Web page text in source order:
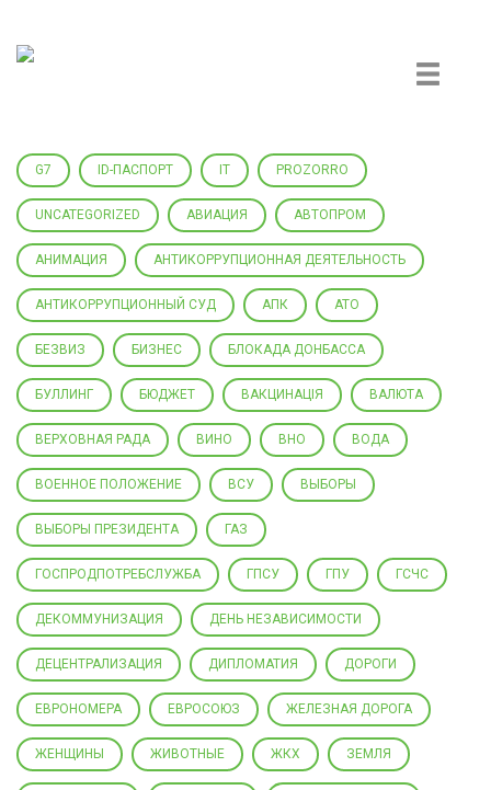
G7 ID-ПАСПОРТ IT PROZORRO
UNCATEGORIZED АВИАЦИЯ АВТОПРОМ
АНИМАЦИЯ АНТИКОРРУПЦИОННАЯ ДЕЯТЕЛЬНОСТЬ
АНТИКОРРУПЦИОННЫЙ СУД АПК АТО
БЕЗВИЗ БИЗНЕС БЛОКАДА ДОНБАССА
БУЛЛИНГ БЮДЖЕТ ВАКЦИНАЦІЯ ВАЛЮТА
ВЕРХОВНАЯ РАДА ВИНО ВНО ВОДА
ВОЕННОЕ ПОЛОЖЕНИЕ ВСУ ВЫБОРЫ
ВЫБОРЫ ПРЕЗИДЕНТА ГАЗ
ГОСПРОДПОТРЕБСЛУЖБА ГПСУ ГПУ ГСЧС
ДЕКОММУНИЗАЦИЯ ДЕНЬ НЕЗАВИСИМОСТИ
ДЕЦЕНТРАЛИЗАЦИЯ ДИПЛОМАТИЯ ДОРОГИ
ЕВРОНОМЕРА ЕВРОСОЮЗ ЖЕЛЕЗНАЯ ДОРОГА
ЖЕНЩИНЫ ЖИВОТНЫЕ ЖКХ ЗЕМЛЯ